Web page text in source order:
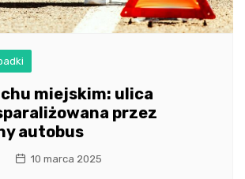
miejskim: ulica
przez
autobus
10 marca 2025